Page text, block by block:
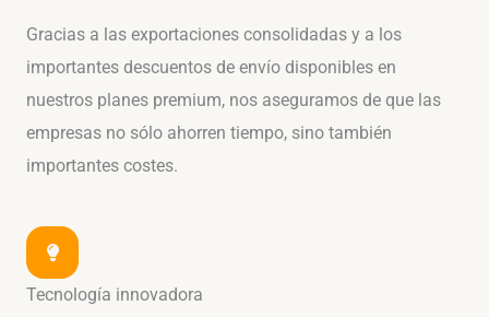
Gracias a las exportaciones consolidadas y a los
importantes descuentos de envío disponibles en
nuestros planes premium, nos aseguramos de que las
empresas no sólo ahorren tiempo, sino también
importantes costes.
Tecnología innovadora